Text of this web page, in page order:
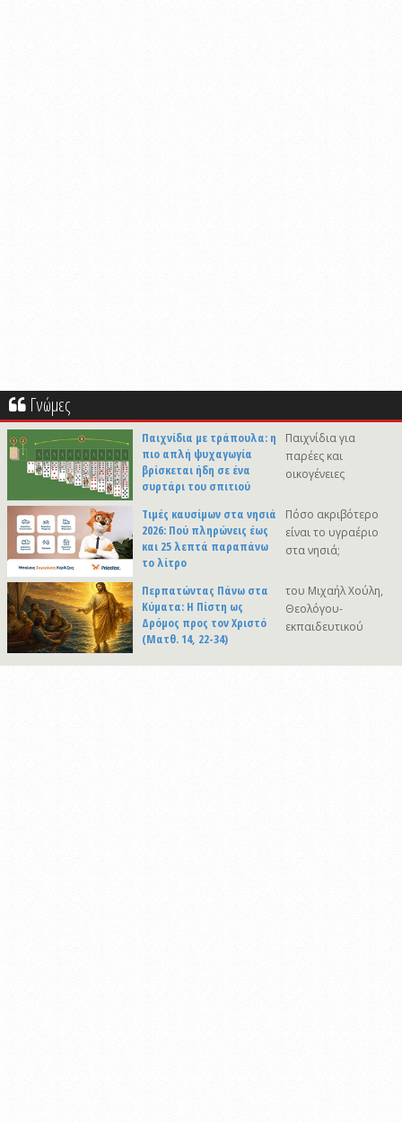
Γνώμες
Παιχνίδια με τράπουλα: η
πιο απλή ψυχαγωγία
βρίσκεται ήδη σε ένα
συρτάρι του σπιτιού
Παιχνίδια για
παρέες και
οικογένειες
Τιμές καυσίμων στα νησιά
2026: Πού πληρώνεις έως
και 25 λεπτά παραπάνω
το λίτρο
Πόσο ακριβότερο
είναι το υγραέριο
στα νησιά;
Περπατώντας Πάνω στα
Κύματα: Η Πίστη ως
Δρόμος προς τον Χριστό
(Ματθ. 14, 22-34)
του Μιχαήλ Χούλη,
Θεολόγου-
εκπαιδευτικού